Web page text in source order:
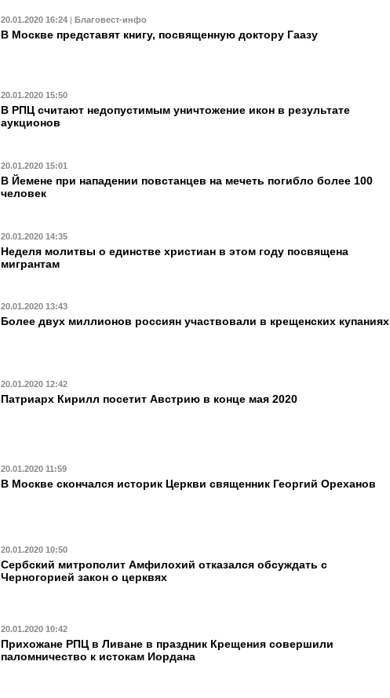
20.01.2020 16:24 | Благовест-инфо
В Москве представят книгу, посвященную доктору Гаазу
20.01.2020 15:50
В РПЦ считают недопустимым уничтожение икон в результате
аукционов
20.01.2020 15:01
В Йемене при нападении повстанцев на мечеть погибло более 100
человек
20.01.2020 14:35
Неделя молитвы о единстве христиан в этом году посвящена
мигрантам
20.01.2020 13:43
Более двух миллионов россиян участвовали в крещенских купаниях
20.01.2020 12:42
Патриарх Кирилл посетит Австрию в конце мая 2020
20.01.2020 11:59
В Москве скончался историк Церкви священник Георгий Ореханов
20.01.2020 10:50
Сербский митрополит Амфилохий отказался обсуждать с
Черногорией закон о церквях
20.01.2020 10:42
Прихожане РПЦ в Ливане в праздник Крещения совершили
паломничество к истокам Иордана